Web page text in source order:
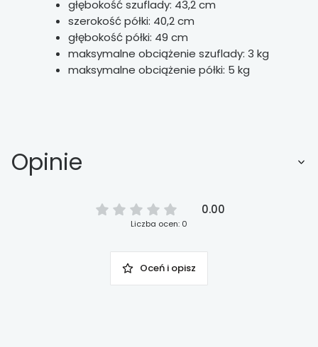
głębokość szuflady: 43,2 cm
szerokość półki: 40,2 cm
głębokość półki: 49 cm
maksymalne obciążenie szuflady: 3 kg
maksymalne obciążenie półki: 5 kg
Opinie
0.00
Liczba ocen: 0
Oceń i opisz